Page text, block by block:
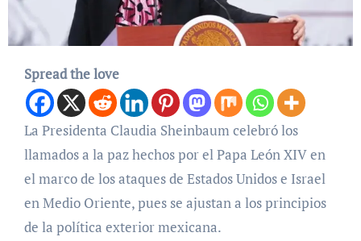
Spread the love
La Presidenta Claudia Sheinbaum celebró los
llamados a la paz hechos por el Papa León XIV en
el marco de los ataques de Estados Unidos e Israel
en Medio Oriente, pues se ajustan a los principios
de la política exterior mexicana.